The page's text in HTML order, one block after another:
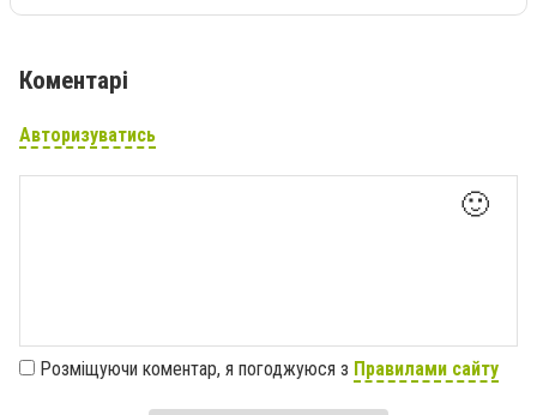
Коментарі
Авторизуватись
🙂
Розміщуючи коментар, я погоджуюся з Правилами сайту